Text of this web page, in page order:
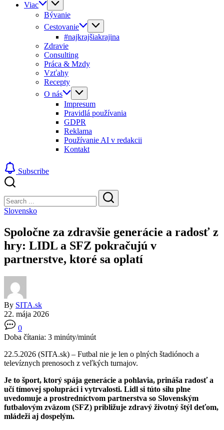
Viac
Bývanie
Cestovanie
#najkrajšiakrajina
Zdravie
Consulting
Práca & Mzdy
Vzťahy
Recepty
O nás
Impresum
Pravidlá používania
GDPR
Reklama
Používanie AI v redakcii
Kontakt
Subscribe
Search
Search
Slovensko
Spoločne za zdravšie generácie a radosť z
hry: LIDL a SFZ pokračujú v
partnerstve, ktoré sa oplatí
By SITA.sk
22. mája 2026
0
Doba čítania: 3 minúty/minút
22.5.2026 (SITA.sk) – Futbal nie je len o plných štadiónoch a
televíznych prenosoch z veľkých turnajov.
Je to šport, ktorý spája generácie a pohlavia, prináša radosť a
učí tímovej spolupráci i vytrvalosti. Lidl si túto silu plne
uvedomuje a prostredníctvom partnerstva so Slovenským
futbalovým zväzom (SFZ) približuje zdravý životný štýl deťom,
mládeži aj dospelým.